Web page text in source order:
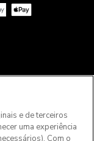
e de terceiros
uma experiência